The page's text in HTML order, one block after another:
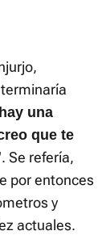
una
que te
Se refería,
por entonces
y
actuales.